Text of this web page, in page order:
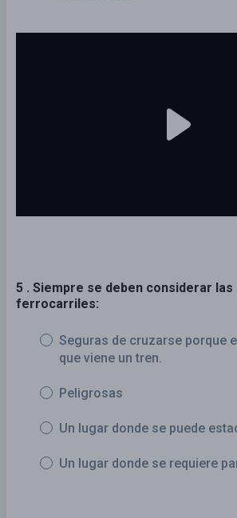
5 . Siempre se deben considerar
ferrocarriles:
Seguras de cruzarse porque
que viene un tren.
Peligrosas
Un lugar donde se puede
Un lugar donde se requiere